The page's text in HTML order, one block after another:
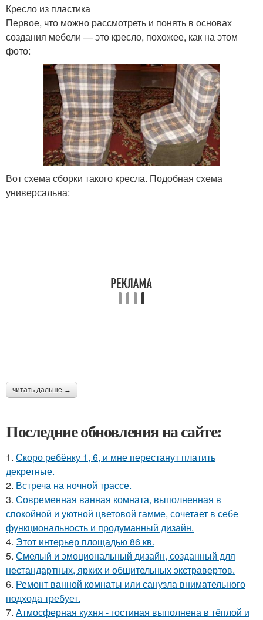
Кресло из пластика
Первое, что можно рассмотреть и понять в основах
создания мебели — это кресло, похожее, как на этом
фото:
Вот схема сборки такого кресла. Подобная схема
универсальна:
читать дальше →
Последние обновления на сайте:
1. Скоро ребёнку 1, 6, и мне перестанут платить
декретные.
2. Встреча на ночной трассе.
3. Современная ванная комната, выполненная в
спокойной и уютной цветовой гамме, сочетает в себе
функциональность и продуманный дизайн.
4. Этот интерьер площадью 86 кв.
5. Смелый и эмоциональный дизайн, созданный для
нестандартных, ярких и общительных экстравертов.
6. Ремонт ванной комнаты или санузла внимательного
подхода требует.
7. Атмосферная кухня - гостиная выполнена в тёплой и